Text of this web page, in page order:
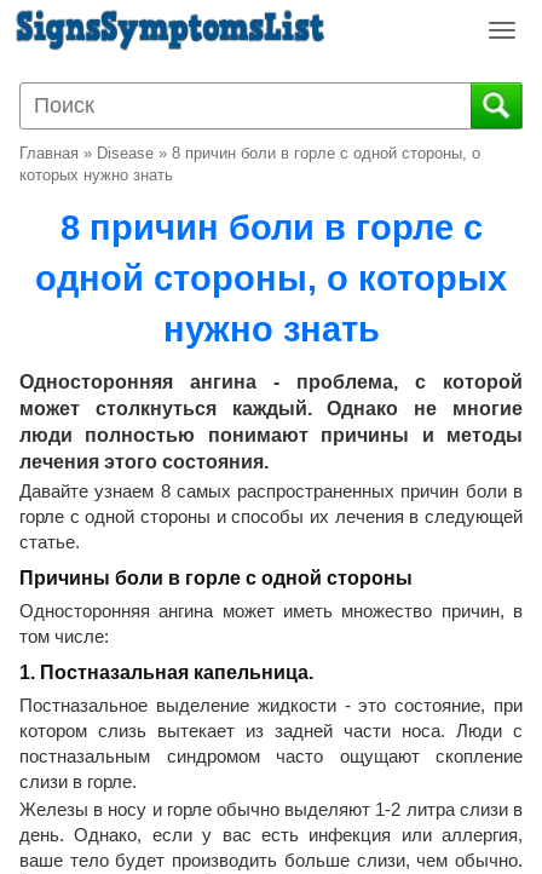
T
g
g
i
i
o
n
Главная » Disease » 8 причин боли в горле с одной стороны, о
которых нужно знать
8 причин боли в горле с
одной стороны, о которых
нужно знать
Односторонняя ангина - проблема, с которой
может столкнуться каждый. Однако не многие
люди полностью понимают причины и методы
лечения этого состояния.
Давайте узнаем 8 самых распространенных причин боли в
горле с одной стороны и способы их лечения в следующей
статье.
Причины боли в горле с одной стороны
Односторонняя ангина может иметь множество причин, в
том числе:
1. Постназальная капельница.
Постназальное выделение жидкости - это состояние, при
котором слизь вытекает из задней части носа. Люди с
постназальным синдромом часто ощущают скопление
слизи в горле.
Железы в носу и горле обычно выделяют 1-2 литра слизи в
день. Однако, если у вас есть инфекция или аллергия,
ваше тело будет производить больше слизи, чем обычно.